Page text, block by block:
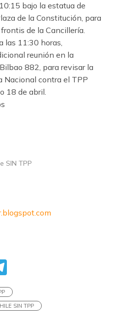
bajo la estatua de
de la Constitución, para
de la Cancillería.
las 11:30 horas,
reunión en la
882, para revisar la
Nacional contra el TPP
18 de abril.
SIN TPP
SIN TPP